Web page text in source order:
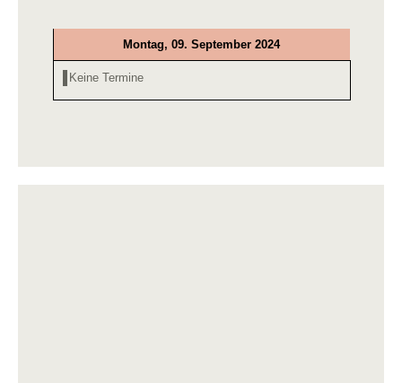
Montag, 09. September 2024
Keine Termine